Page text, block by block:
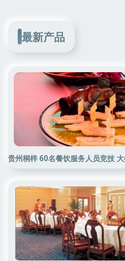
最新产品
贵州桐梓 60名餐饮服务人员竞技